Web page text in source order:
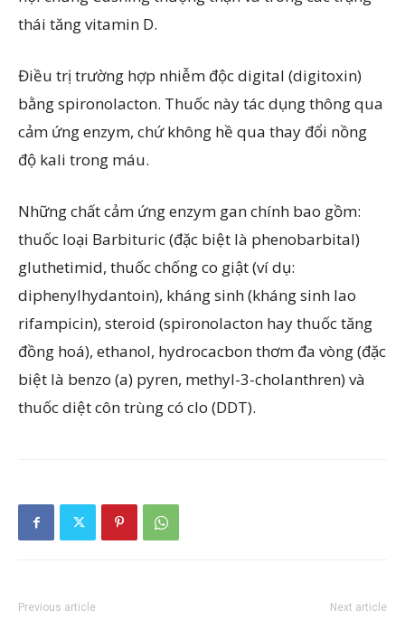
thái tăng vitamin D.
Điều trị trường hợp nhiễm độc digital (digitoxin)
bằng spironolacton. Thuốc này tác dụng thông qua
cảm ứng enzym, chứ không hề qua thay đổi nồng
độ kali trong máu.
Những chất cảm ứng enzym gan chính bao gồm:
thuốc loại Barbituric (đặc biệt là phenobarbital)
gluthetimid, thuốc chống co giật (ví dụ:
diphenylhydantoin), kháng sinh (kháng sinh lao
rifampicin), steroid (spironolacton hay thuốc tăng
đồng hoá), ethanol, hydrocacbon thơm đa vòng (đặc
biệt là benzo (a) pyren, methyl-3-cholanthren) và
thuốc diệt côn trùng có clo (DDT).
Previous article Next article